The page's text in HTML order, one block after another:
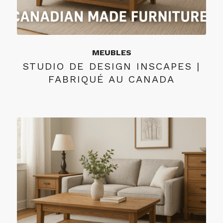
MEUBLES
STUDIO DE DESIGN INSCAPES |
FABRIQUÉ AU CANADA